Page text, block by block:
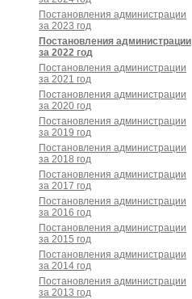
Постановления администрации
за 2023 год
Постановления администрации
за 2022 год
Постановления администрации
за 2021 год
Постановления администрации
за 2020 год
Постановления администрации
за 2019 год
Постановления администрации
за 2018 год
Постановления администрации
за 2017 год
Постановления администрации
за 2016 год
Постановления администрации
за 2015 год
Постановления администрации
за 2014 год
Постановления администрации
за 2013 год